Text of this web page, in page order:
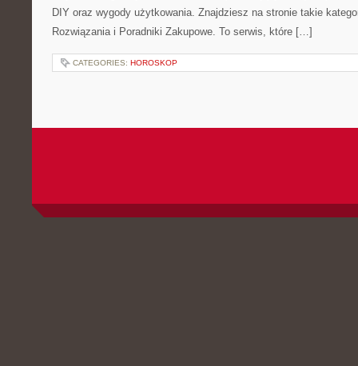
DIY oraz wygody użytkowania. Znajdziesz na stronie takie
Rozwiązania i Poradniki Zakupowe. To serwis, które […]
CATEGORIES: HOROSKOP